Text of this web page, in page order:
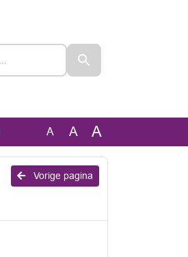
A A A
Vorige pagina